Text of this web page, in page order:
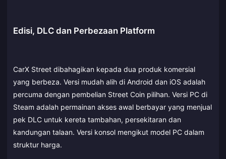
Edisi, DLC dan Perbezaan Platform
CarX Street dibahagikan kepada dua produk komersial
yang berbeza. Versi mudah alih di Android dan iOS adalah
percuma dengan pembelian Street Coin pilihan. Versi PC di
Steam adalah permainan akses awal berbayar yang menjual
pek DLC untuk kereta tambahan, persekitaran dan
kandungan talaan. Versi konsol mengikut model PC dalam
struktur harga.